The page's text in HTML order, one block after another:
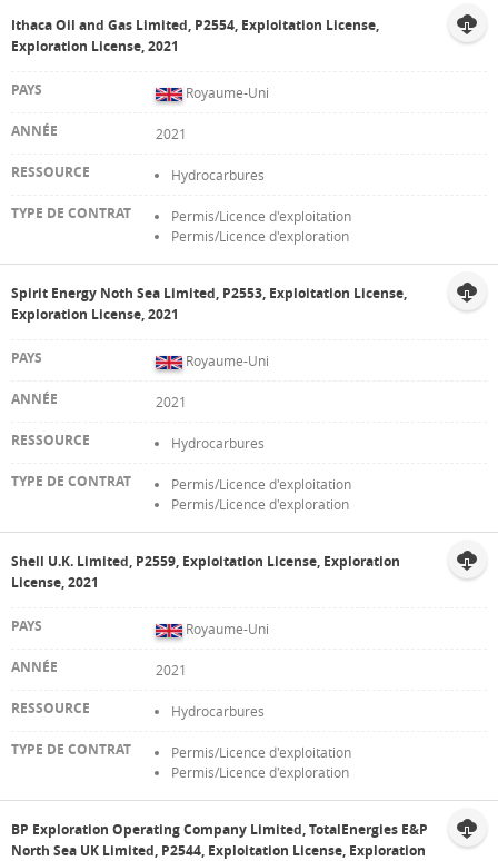
Ithaca Oil and Gas Limited, P2554, Exploitation License,
Exploration License, 2021
Royaume-Uni
2021
Hydrocarbures
Permis/Licence d'exploitation
Permis/Licence d'exploration
Spirit Energy Noth Sea Limited, P2553, Exploitation License,
Exploration License, 2021
Royaume-Uni
2021
Hydrocarbures
Permis/Licence d'exploitation
Permis/Licence d'exploration
Shell U.K. Limited, P2559, Exploitation License, Exploration
License, 2021
Royaume-Uni
2021
Hydrocarbures
Permis/Licence d'exploitation
Permis/Licence d'exploration
BP Exploration Operating Company Limited, TotalEnergies E&P
North Sea UK Limited, P2544, Exploitation License, Exploration